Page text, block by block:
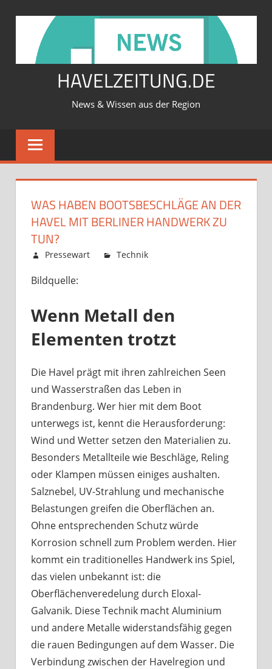
springen
HAVELZEITUNG.DE
News & Wissen aus der Region
WAS HABEN BOOTSBESCHLÄGE AN DER
HAVEL MIT BERLINER HANDWERK ZU
TUN?
Februar 12, 2026
Pressewart Technik
mit
tun?
Bildquelle:
Wenn Metall den
Elementen trotzt
Die Havel prägt mit ihren zahlreichen Seen
und Wasserstraßen das Leben in
Brandenburg. Wer hier mit dem Boot
unterwegs ist, kennt die Herausforderung:
Wind und Wetter setzen den Materialien zu.
Besonders Metallteile wie Beschläge, Reling
oder Klampen müssen einiges aushalten.
Salznebel, UV-Strahlung und mechanische
Belastungen greifen die Oberflächen an.
Ohne entsprechenden Schutz würde
Korrosion schnell zum Problem werden. Hier
kommt ein traditionelles Handwerk ins Spiel,
das vielen unbekannt ist: die
Oberflächenveredelung durch Eloxal-
Galvanik. Diese Technik macht Aluminium
und andere Metalle widerstandsfähig gegen
die rauen Bedingungen auf dem Wasser. Die
Verbindung zwischen der Havelregion und